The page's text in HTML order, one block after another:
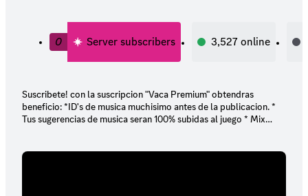
0 Server subscribers 3,527 online
Suscribete! con la suscripcion "Vaca Premium" obtendras
beneficio: *ID's de musica muchisimo antes de la publicacion. *
Tus sugerencias de musica seran 100% subidas al juego * Mix